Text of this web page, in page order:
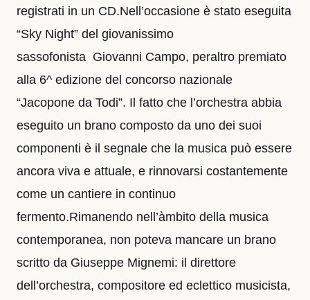
registrati in un CD.Nell’occasione è stato eseguita
“Sky Night” del giovanissimo
sassofonista Giovanni Campo, peraltro premiato
alla 6^ edizione del concorso nazionale
“Jacopone da Todi”. Il fatto che l’orchestra abbia
eseguito un brano composto da uno dei suoi
componenti è il segnale che la musica può essere
ancora viva e attuale, e rinnovarsi costantemente
come un cantiere in continuo
fermento.Rimanendo nell’àmbito della musica
contemporanea, non poteva mancare un brano
scritto da Giuseppe Mignemi: il direttore
dell’orchestra, compositore ed eclettico musicista,